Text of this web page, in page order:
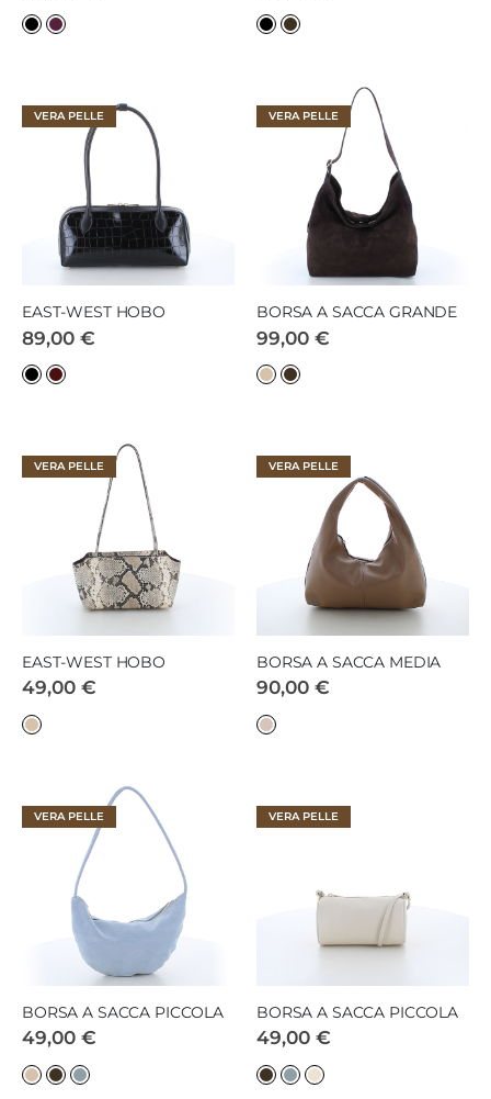
VERA PELLE
EAST-WEST HOBO
89,00 €
VERA PELLE
BORSA A SACCA GRANDE
99,00 €
VERA PELLE
EAST-WEST HOBO
49,00 €
VERA PELLE
BORSA A SACCA MEDIA
90,00 €
VERA PELLE
BORSA A SACCA PICCOLA
49,00 €
VERA PELLE
BORSA A SACCA PICCOLA
49,00 €